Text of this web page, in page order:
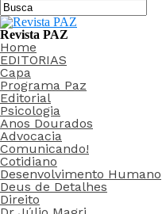
Revista PAZ
Home
EDITORIAS
Capa
Programa Paz
Editorial
Psicologia
Anos Dourados
Advocacia
Comunicando!
Cotidiano
Desenvolvimento Humano
Deus de Detalhes
Direito